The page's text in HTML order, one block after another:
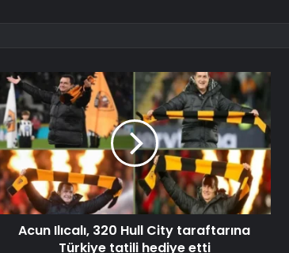
Acun Ilıcalı, 320 Hull City taraftarına
Türkiye tatili hediye etti